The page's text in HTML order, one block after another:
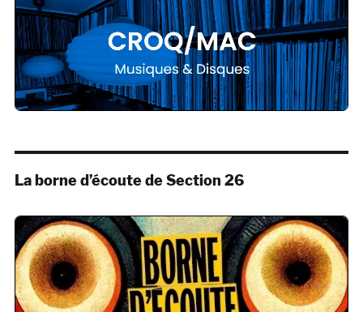
La borne d’écoute de Section 26